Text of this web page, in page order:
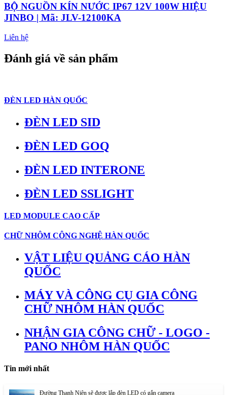
BỘ NGUỒN KÍN NƯỚC IP67 12V 100W HIỆU
JINBO | Mã: JLV-12100KA
Liên hệ
Đánh giá về sản phẩm
ĐÈN LED HÀN QUỐC
ĐÈN LED SID
ĐÈN LED GOQ
ĐÈN LED INTERONE
ĐÈN LED SSLIGHT
LED MODULE CAO CẤP
CHỮ NHÔM CÔNG NGHỆ HÀN QUỐC
VẬT LIỆU QUẢNG CÁO HÀN
QUỐC
MÁY VÀ CÔNG CỤ GIA CÔNG
CHỮ NHÔM HÀN QUỐC
NHẬN GIA CÔNG CHỮ - LOGO -
PANO NHÔM HÀN QUỐC
Tin mới nhất
Đường Thanh Niên sẽ được lắp đèn LED có gắn camera